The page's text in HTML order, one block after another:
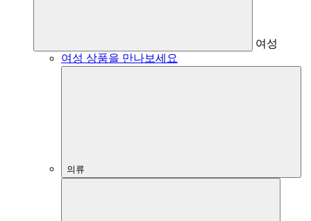
여성
여성 상품을 만나보세요
의류